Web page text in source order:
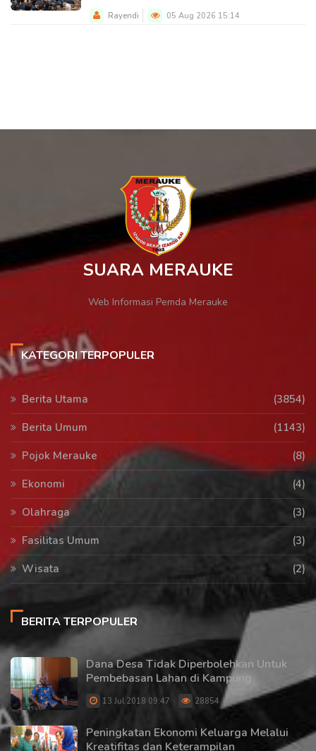
Rayendi 05 Aug 2026 15:14
SUARA MERAUKE
Web Informasi Pemda Merauke
KATEGORI TERPOPULER
Berita Utama
(3854)
Berita Umum
(1143)
Pojok Merauke
(8)
Ekonomi
(4)
Olahraga
(3)
Fasilitas Umum
(3)
Wisata
(2)
BERITA TERPOPULER
Dana Desa Tidak Diperbolehkan Untuk
Pembebasan Lahan di Kampung
13 Jul 2018 09:47 28854
Peningkatan Ekonomi Keluarga Melalui
Kreatifitas dan Keterampilan